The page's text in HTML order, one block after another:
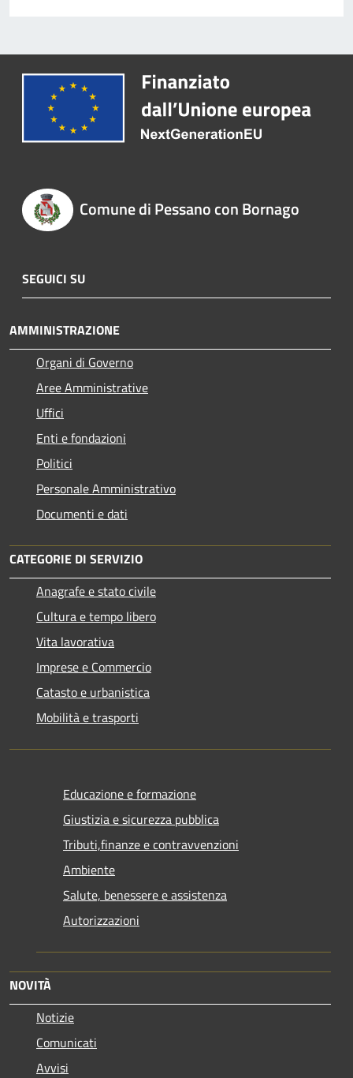
Comune di Pessano con Bornago
SEGUICI SU
AMMINISTRAZIONE
Organi di Governo
Aree Amministrative
Uffici
Enti e fondazioni
Politici
Personale Amministrativo
Documenti e dati
CATEGORIE DI SERVIZIO
Anagrafe e stato civile
Cultura e tempo libero
Vita lavorativa
Imprese e Commercio
Catasto e urbanistica
Mobilità e trasporti
Educazione e formazione
Giustizia e sicurezza pubblica
Tributi,finanze e contravvenzioni
Ambiente
Salute, benessere e assistenza
Autorizzazioni
NOVITÀ
Notizie
Comunicati
Avvisi